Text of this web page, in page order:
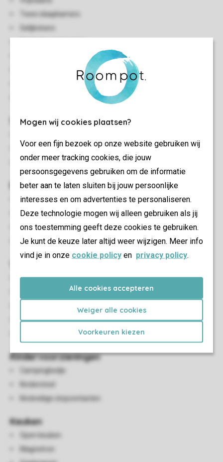
Mogen wij cookies plaatsen?
Voor een fijn bezoek op onze website gebruiken wij
onder meer tracking cookies, die jouw
persoonsgegevens gebruiken om de informatie
beter aan te laten sluiten bij jouw persoonlijke
interesses en om advertenties te personaliseren.
Deze technologie mogen wij alleen gebruiken als jij
ons toestemming geeft deze cookies te gebruiken.
Je kunt de keuze later altijd weer wijzigen. Meer info
vind je in onze cookie policy en privacy policy.
Alle cookies accepteren
Weiger alle cookies
Voorkeuren kiezen
Twee slaapkamers
Gelijkvloers
In enkele accommodaties zijn huisdieren toegestaan
Slaapkamer(s)
Slaapkamer met twee 1-persoons boxsprings en wastafel
Bedden voorzien van dekbedden en hoofdkussens
Buiten
Terras
Deels verstelbaar terrasmeubilair
Parasol
Maximaal één auto parkeren bij de accommodatie
Zithoek
Digitale-tv met radio
Kindervoorzieningen
Campingbedje
Kinderstoel
Kindveilige stopcontacten
Keuken
Open keuken
Magnetron